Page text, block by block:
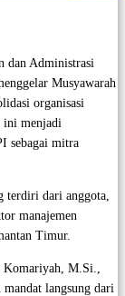
dan Administrasi
Musyawarah
organisasi
ini menjadi
sebagai mitra
terdiri dari anggota,
manajemen
Timur.
M.Si.,
mandat langsung dari